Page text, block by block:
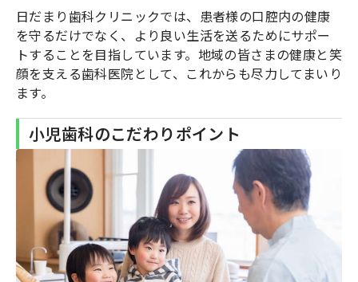
日だまり歯科クリニックでは、患者様の口腔内の健康
を守るだけでなく、より良い生活を送るためにサポー
トすることを目指しています。地域の皆さまの健康と笑
顔を支える歯科医院として、これからも尽力してまいり
ます。
小児歯科のこだわりポイント